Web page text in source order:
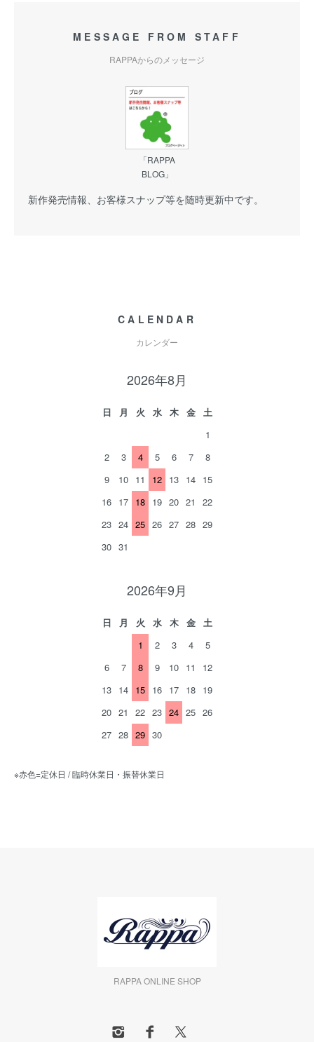
MESSAGE FROM STAFF
RAPPAからのメッセージ
「RAPPA
BLOG」
新作発売情報、お客様スナップ等を随時更新中です。
CALENDAR
カレンダー
2026年8月
日 月 火 水 木 金
土
1
2
3 4 5 6 7
8
9
10 11 12 13 14 15
16 17 18 19 20 21
22
23 24 25 26 27 28 29
30 31
2026年9月
日 月 火 水 木 金
土
1
2 3 4
5
6
7 8 9 10 11
12
13 14 15 16 17 18 19
20 21 22 23 24 25 26
27 28 29 30
※赤色=定休日 / 臨時休業日・振替休業日
RAPPA ONLINE SHOP